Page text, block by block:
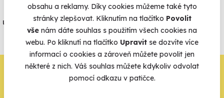
obsahu a reklamy. Díky cookies můžeme také tyto
stránky zlepšovat. Kliknutím na tlačítko Povolit
vše nám dáte souhlas s použitím všech cookies na
webu. Po kliknutí na tlačítko Upravit se dozvíte více
informací o cookies a zároveň můžete povolit jen
některé z nich. Váš souhlas můžete kdykoliv odvolat
pomocí odkazu v patičce.
Jeden nikdy neví. Máme nejvyšší
úrazové pojištění z nabídky zážitkových
agentur.
Vše o pojištění
Zbývá jeden krok,